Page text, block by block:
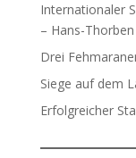
Internationaler
– Hans-
Drei
Siege auf dem
Erfolgreicher